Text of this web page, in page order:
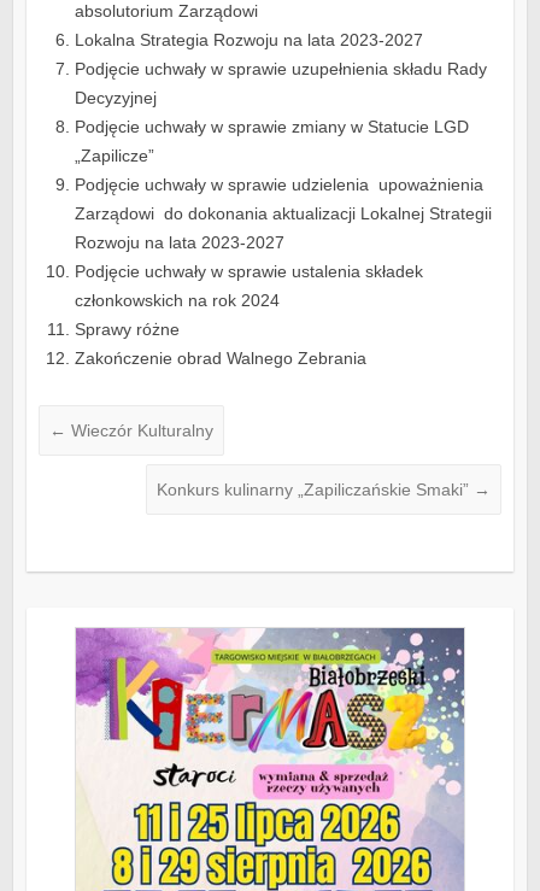
absolutorium Zarządowi
Lokalna Strategia Rozwoju na lata 2023-2027
Podjęcie uchwały w sprawie uzupełnienia składu Rady
Decyzyjnej
Podjęcie uchwały w sprawie zmiany w Statucie LGD
„Zapilicze”
Podjęcie uchwały w sprawie udzielenia upoważnienia
Zarządowi do dokonania aktualizacji Lokalnej Strategii
Rozwoju na lata 2023-2027
Podjęcie uchwały w sprawie ustalenia składek
członkowskich na rok 2024
Sprawy różne
Zakończenie obrad Walnego Zebrania
← Wieczór Kulturalny
Konkurs kulinarny „Zapiliczańskie Smaki” →